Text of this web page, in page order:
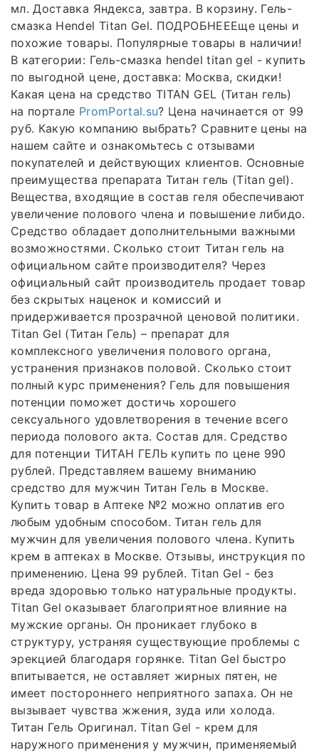
мл. Доставка Яндекса, завтра. В корзину. Гель-
смазка Hendel Titan Gel. ПОДРОБНЕЕЕще цены и
похожие товары. Популярные товары в наличии!
В категории: Гель-смазка hendel titan gel - купить
по выгодной цене, доставка: Москва, скидки!
Какая цена на средство TITAN GEL (Титан гель)
на портале PromPortal.su? Цена начинается от 99
руб. Какую компанию выбрать? Сравните цены на
нашем сайте и ознакомьтесь с отзывами
покупателей и действующих клиентов. Основные
преимущества препарата Титан гель (Titan gel).
Вещества, входящие в состав геля обеспечивают
увеличение полового члена и повышение либидо.
Средство обладает дополнительными важными
возможностями. Сколько стоит Титан гель на
официальном сайте производителя? Через
официальный сайт производитель продает товар
без скрытых наценок и комиссий и
придерживается прозрачной ценовой политики.
Titan Gel (Титан Гель) – препарат для
комплексного увеличения полового органа,
устранения признаков половой. Сколько стоит
полный курс применения? Гель для повышения
потенции поможет достичь хорошего
сексуального удовлетворения в течение всего
периода полового акта. Состав для. Средство
для потенции ТИТАН ГЕЛЬ купить по цене 990
рублей. Представляем вашему вниманию
средство для мужчин Титан Гель в Москве.
Купить товар в Аптеке №2 можно оплатив его
любым удобным способом. Титан гель для
мужчин для увеличения полового члена. Купить
крем в аптеках в Москве. Отзывы, инструкция по
применению. Цена 99 рублей. Titan Gel - без
вреда здоровью только натуральные продукты.
Titan Gel оказывает благоприятное влияние на
мужские органы. Он проникает глубоко в
структуру, устраняя существующие проблемы с
эрекцией благодаря горянке. Titan Gel быстро
впитывается, не оставляет жирных пятен, не
имеет постороннего неприятного запаха. Он не
вызывает чувства жжения, зуда или холода.
Титан Гель Оригинал. Titan Gel - крем для
наружного применения у мужчин, применяемый